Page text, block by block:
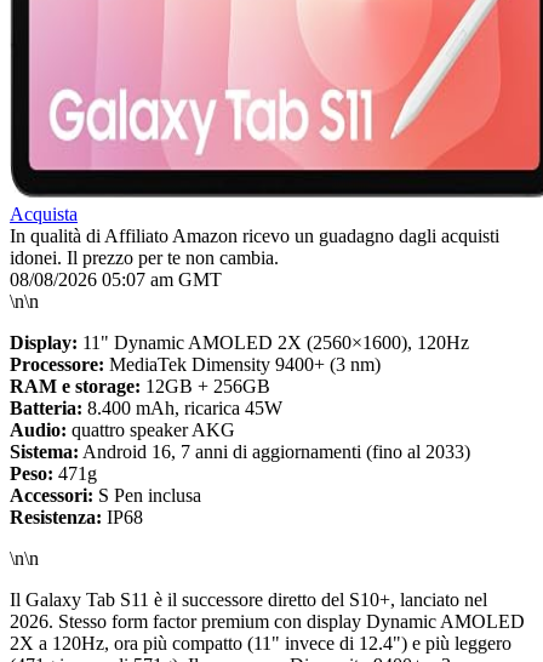
Acquista
In qualità di Affiliato Amazon ricevo un guadagno dagli acquisti
idonei. Il prezzo per te non cambia.
08/08/2026 05:07 am GMT
\n\n
Display: 11" Dynamic AMOLED 2X (2560×1600), 120Hz
Processore: MediaTek Dimensity 9400+ (3 nm)
RAM e storage: 12GB + 256GB
Batteria: 8.400 mAh, ricarica 45W
Audio: quattro speaker AKG
Sistema: Android 16, 7 anni di aggiornamenti (fino al 2033)
Peso: 471g
Accessori: S Pen inclusa
Resistenza: IP68
\n\n
Il Galaxy Tab S11 è il successore diretto del S10+, lanciato nel
2026. Stesso form factor premium con display Dynamic AMOLED
2X a 120Hz, ora più compatto (11" invece di 12.4") e più leggero